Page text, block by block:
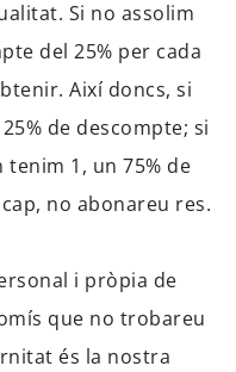
Si no assolim
del 25% per cada
Així doncs, si
de descompte; si
tenim 1, un 75% de
no abonareu res.
i pròpia de
que no trobareu
és la nostra